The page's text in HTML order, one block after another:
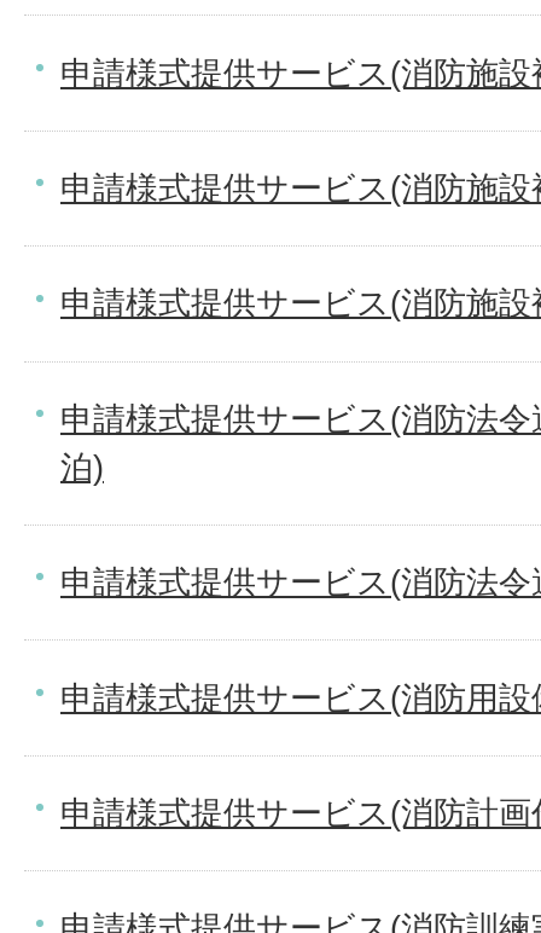
申請様式提供サービス(消防施
申請様式提供サービス(消防施
申請様式提供サービス(消防施
申請様式提供サービス(消防法
泊)
申請様式提供サービス(消防法
申請様式提供サービス(消防用
申請様式提供サービス(消防計